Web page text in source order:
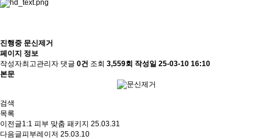
진행중 문신제거
페이지 정보
작성자최고관리자 댓글 0건 조회 3,559회 작성일 25-03-10 16:10
본문
검색
목록
이전글1:1 피부 맞춤 패키지 25.03.31
다음글피부레이저 25.03.10